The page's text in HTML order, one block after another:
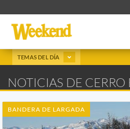
TEMAS DEL DÍA
NOTICIAS DE CERRO
BANDERA DE LARGADA